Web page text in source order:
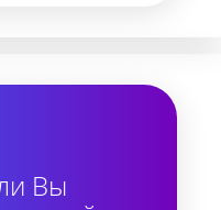
Вы